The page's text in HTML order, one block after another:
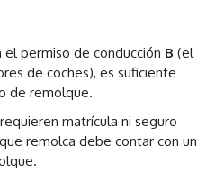
el permiso de conducción B (el
de coches), es suficiente
de remolque.
matrícula ni seguro
remolca debe contar con un